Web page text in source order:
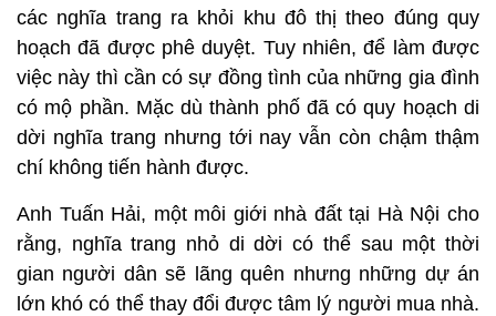
các nghĩa trang ra khỏi khu đô thị theo đúng quy
hoạch đã được phê duyệt. Tuy nhiên, để làm được
việc này thì cần có sự đồng tình của những gia đình
có mộ phần. Mặc dù thành phố đã có quy hoạch di
dời nghĩa trang nhưng tới nay vẫn còn chậm thậm
chí không tiến hành được.
Anh Tuấn Hải, một môi giới nhà đất tại Hà Nội cho
rằng, nghĩa trang nhỏ di dời có thể sau một thời
gian người dân sẽ lãng quên nhưng những dự án
lớn khó có thể thay đổi được tâm lý người mua nhà.